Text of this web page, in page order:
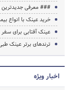
### معرفی جدیدترین
خرید عینک با انواع
عینک آفتابی برای سفر
ترندهای برتر عینک طبی زنانه 2024؛ انتخاب بهترین‌ها
اخبار ویژه